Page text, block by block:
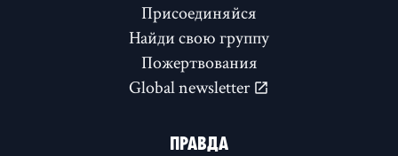
Присоединяйся
Найди свою группу
Пожертвования
Global newsletter
ПРАВДА